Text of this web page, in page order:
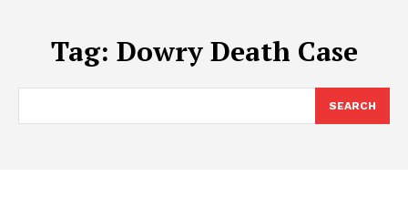
Tag: Dowry Death Case
SEARCH